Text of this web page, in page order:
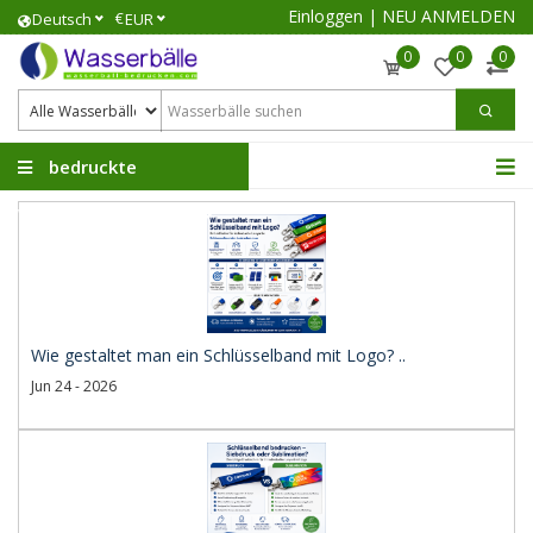
Deutsch €EUR Einloggen | NEU ANMELDEN
0 0 0
bedruckte
Wasserbälle
Wie gestaltet man ein Schlüsselband mit Logo? ..
Jun 24 - 2026